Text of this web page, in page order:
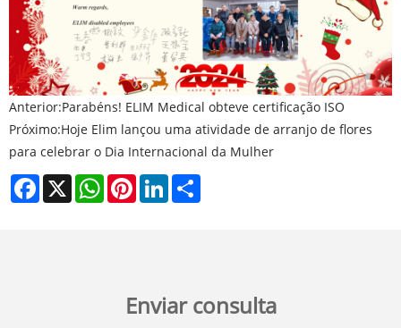
Anterior:Parabéns! ELIM Medical obteve certificação ISO
Próximo:Hoje Elim lançou uma atividade de arranjo de flores
para celebrar o Dia Internacional da Mulher
Facebook
X WhatsAppPinterestLinkedIn
Enviar consulta